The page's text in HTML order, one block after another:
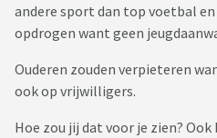
andere sport dan top voetbal
opdrogen want geen
Ouderen zouden verpieteren
ook op vrijwilligers.
Hoe zou jij dat voor je zien?